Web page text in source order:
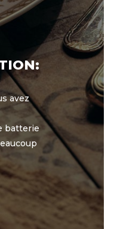
avez
batterie